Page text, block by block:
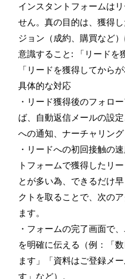
インスタントフォームは
せん。真の目的は、獲得
ジョン（成約、購買など）
意識すること: 「リードを
「リードを獲得してから
具体的な対応
・リード獲得後のフォロ
ば、自動返信メールの設
への通知、ナーチャリン
・リードへの初回接触の
トフォームで獲得したリ
とが多い為、できるだけ
クトを取ることで、次の
ます。
・フォームの完了画面で
を明確に伝える（例：「
ます」「資料はご登録メ
す」など）。